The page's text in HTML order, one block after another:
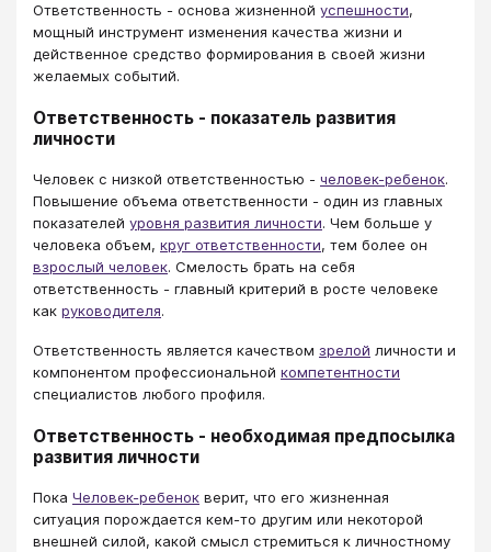
Ответственность - основа жизненной успешности,
мощный инструмент изменения качества жизни и
действенное средство формирования в своей жизни
желаемых событий.
Ответственность - показатель развития
личности
Человек с низкой ответственностью - человек-ребенок.
Повышение объема ответственности - один из главных
показателей уровня развития личности. Чем больше у
человека объем, круг ответственности, тем более он
взрослый человек. Смелость брать на себя
ответственность - главный критерий в росте человеке
как руководителя.
Ответственность является качеством зрелой личности и
компонентом профессиональной компетентности
специалистов любого профиля.
Ответственность - необходимая предпосылка
развития личности
Пока Человек-ребенок верит, что его жизненная
ситуация порождается кем-то другим или некоторой
внешней силой, какой смысл стремиться к личностному